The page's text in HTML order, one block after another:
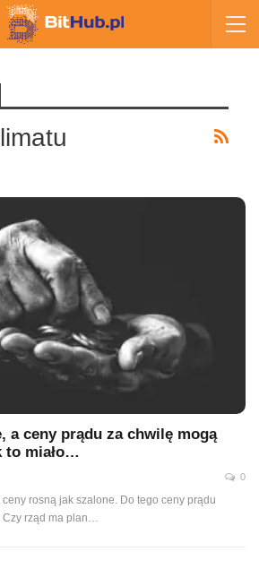
a ceny prądu za chwilę mogą
to miało…
0
ceny rosną jak szalone. Do tego ceny prądu
Czy rząd ma plan…